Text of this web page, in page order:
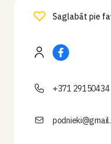
Saglabāt pie
+371 29150434